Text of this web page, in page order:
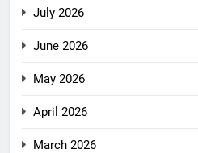
July 2026
June 2026
May 2026
April 2026
March 2026